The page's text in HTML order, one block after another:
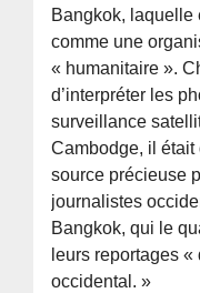
Bangkok, laquelle
comme une
« humanitaire ».
d’interpréter les
surveillance
Cambodge, il était
source précieuse
journalistes
Bangkok, qui le
leurs reportages «
occidental. »